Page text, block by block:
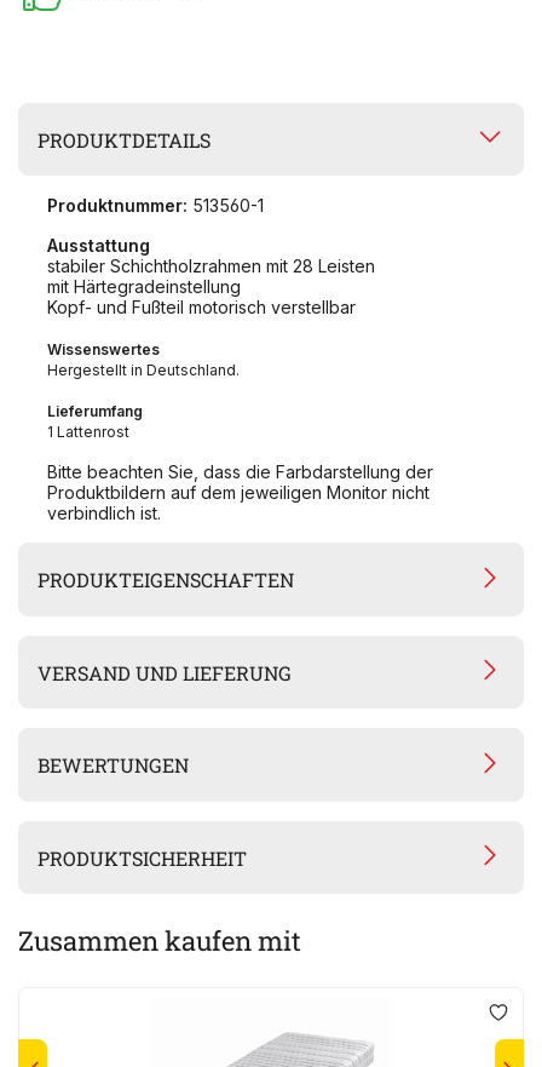
PRODUKTDETAILS
Produktnummer: 513560-1
Ausstattung
stabiler Schichtholzrahmen mit 28 Leisten
mit Härtegradeinstellung
Kopf- und Fußteil motorisch verstellbar
Wissenswertes
Hergestellt in Deutschland.
Lieferumfang
1 Lattenrost
Bitte beachten Sie, dass die Farbdarstellung der
Produktbildern auf dem jeweiligen Monitor nicht
verbindlich ist.
PRODUKTEIGENSCHAFTEN
VERSAND UND LIEFERUNG
BEWERTUNGEN
PRODUKTSICHERHEIT
Zusammen kaufen mit